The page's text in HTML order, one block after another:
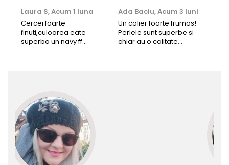
Laura S,Acum 1 luna
Cercei foarte
finuti,culoarea eate
superba un navy ff
Ada Baciu,Acum 3 luni
Un colier foarte frumos!
Perlele sunt superbe si
chiar au o calitate